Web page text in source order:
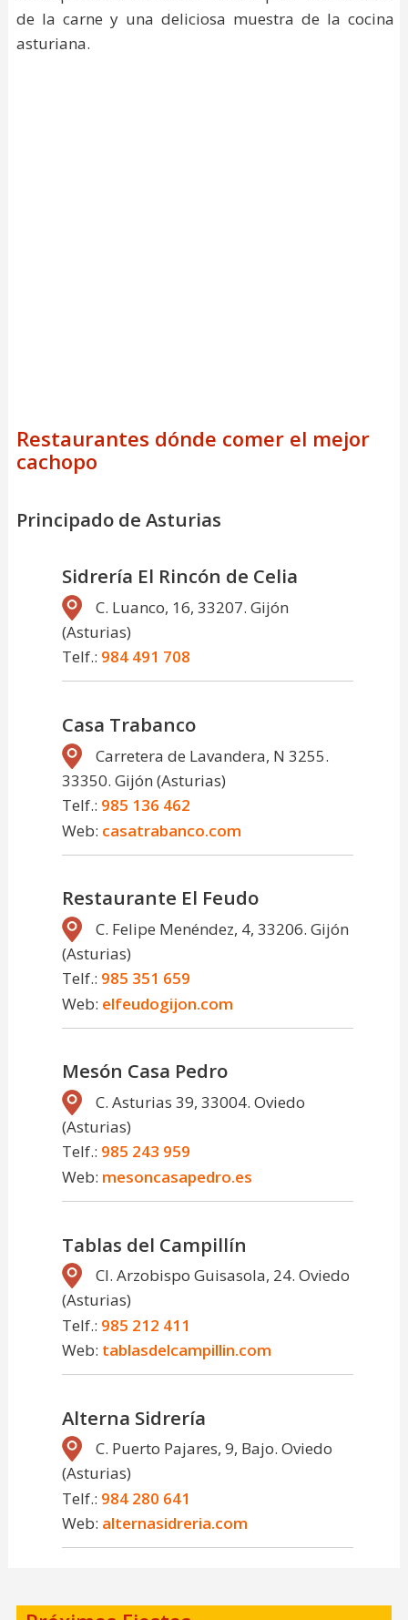
de la carne y una deliciosa muestra de la cocina
asturiana.
Restaurantes dónde comer el mejor
cachopo
Principado de Asturias
Sidrería El Rincón de Celia
C. Luanco, 16, 33207. Gijón
(Asturias)
Telf.: 984 491 708
Casa Trabanco
Carretera de Lavandera, N 3255.
33350. Gijón (Asturias)
Telf.: 985 136 462
Web: casatrabanco.com
Restaurante El Feudo
C. Felipe Menéndez, 4, 33206. Gijón
(Asturias)
Telf.: 985 351 659
Web: elfeudogijon.com
Mesón Casa Pedro
C. Asturias 39, 33004. Oviedo
(Asturias)
Telf.: 985 243 959
Web: mesoncasapedro.es
Tablas del Campillín
Cl. Arzobispo Guisasola, 24. Oviedo
(Asturias)
Telf.: 985 212 411
Web: tablasdelcampillin.com
Alterna Sidrería
C. Puerto Pajares, 9, Bajo. Oviedo
(Asturias)
Telf.: 984 280 641
Web: alternasidreria.com